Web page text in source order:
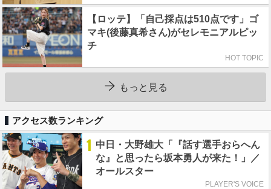
【ロッテ】「自己採点は510点です」ゴ
マキ(後藤真希さん)がセレモニアルピッ
チ
HOT TOPIC
もっと見る
アクセス数ランキング
1 中日・大野雄大「『話す選手おらへん
な』と思ったら坂本勇人が来た！」／
オールスター
PLAYER'S VOICE